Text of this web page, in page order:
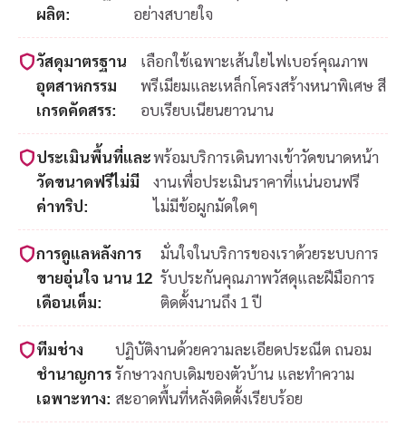
ผลิต:
อย่างสบายใจ
วัสดุมาตรฐาน
อุตสาหกรรม
เกรดคัดสรร:
เลือกใช้เฉพาะเส้นใยไฟเบอร์คุณภาพ
พรีเมียมและเหล็กโครงสร้างหนาพิเศษ สี
อบเรียบเนียนยาวนาน
ประเมินพื้นที่และ
วัดขนาดฟรีไม่มี
ค่าทริป:
พร้อมบริการเดินทางเข้าวัดขนาดหน้า
งานเพื่อประเมินราคาที่แน่นอนฟรี
ไม่มีข้อผูกมัดใดๆ
การดูแลหลังการ
ขายอุ่นใจ นาน 12
เดือนเต็ม:
มั่นใจในบริการของเราด้วยระบบการ
รับประกันคุณภาพวัสดุและฝีมือการ
ติดตั้งนานถึง 1 ปี
ทีมช่าง
ชำนาญการ
เฉพาะทาง:
ปฏิบัติงานด้วยความละเอียดประณีต ถนอม
รักษาวงกบเดิมของตัวบ้าน และทำความ
สะอาดพื้นที่หลังติดตั้งเรียบร้อย